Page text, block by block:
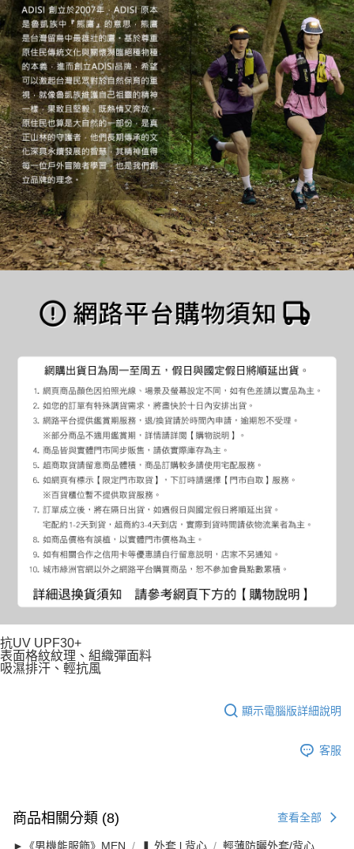
抗UV UPF30+
表面格紋紋理、組織彈面料
吸濕排汗、輕抗風
顯示電腦版詳細說明
客服
商品相關分類 (8) 查看全部
►《男機能服飾》MEN ❚ 外套 l 背心 輕薄防曬外套/背心